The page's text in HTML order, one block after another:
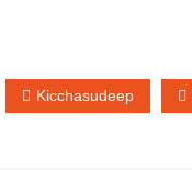
Kicchasudeep